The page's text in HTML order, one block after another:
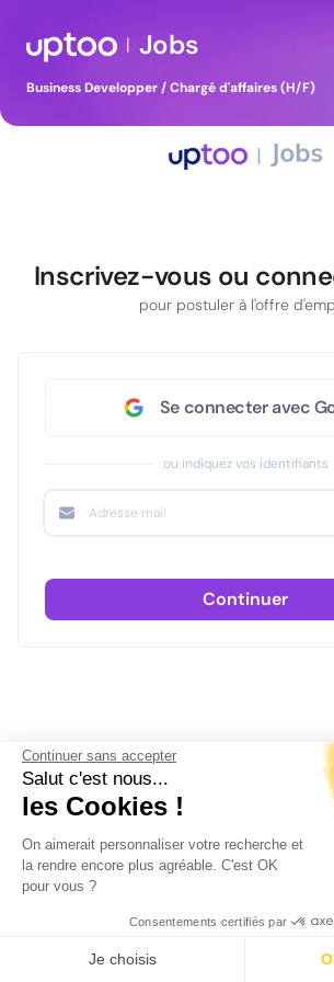
Continuer sans accepter
Salut c'est nous...
les Cookies !
On aimerait personnaliser votre recherche et
la rendre encore plus agréable. C'est OK
pour vous ?
Consentements certifiés par
Je choisis
| Jobs
Business Developper / Chargé d'affaires (H/F)
Inscrivez-vous ou
pour postuler à l'offre
Se connecter avec
ou indiquez vos identifiants
Continuer